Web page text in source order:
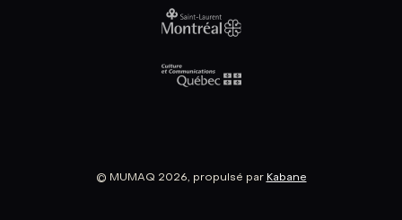
© MUMAQ 2026, propulsé par Kabane